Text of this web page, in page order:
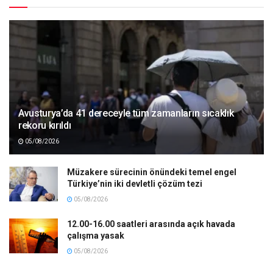
Avusturya’da 41 dereceyle tüm zamanların sıcaklık
rekoru kırıldı
05/08/2026
Müzakere sürecinin önündeki temel engel
Türkiye’nin iki devletli çözüm tezi
05/08/2026
12.00-16.00 saatleri arasında açık havada
çalışma yasak
05/08/2026